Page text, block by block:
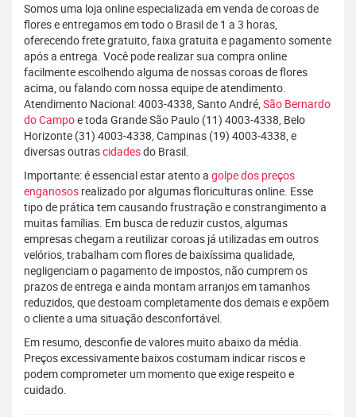
Somos uma loja online especializada em venda de coroas de
flores e entregamos em todo o Brasil de 1 a 3 horas,
oferecendo frete gratuito, faixa gratuita e pagamento somente
após a entrega. Você pode realizar sua compra online
facilmente escolhendo alguma de nossas coroas de flores
acima, ou falando com nossa equipe de atendimento.
Atendimento Nacional: 4003-4338, Santo André, São Bernardo
do Campoe toda Grande São Paulo (11) 4003-4338, Belo
Horizonte (31) 4003-4338, Campinas (19) 4003-4338, e
diversas outrascidadesdo Brasil.
Importante: é essencial estar atento a golpe dos preços
enganosos realizado por algumas floriculturas online. Esse
tipo de prática tem causando frustração e constrangimento a
muitas famílias. Em busca de reduzir custos, algumas
empresas chegam a reutilizar coroas já utilizadas em outros
velórios, trabalham com flores de baixíssima qualidade,
negligenciam o pagamento de impostos, não cumprem os
prazos de entrega e ainda montam arranjos em tamanhos
reduzidos, que destoam completamente dos demais e expõem
o cliente a uma situação desconfortável.
Em resumo, desconfie de valores muito abaixo da média.
Preços excessivamente baixos costumam indicar riscos e
podem comprometer um momento que exige respeito e
cuidado.